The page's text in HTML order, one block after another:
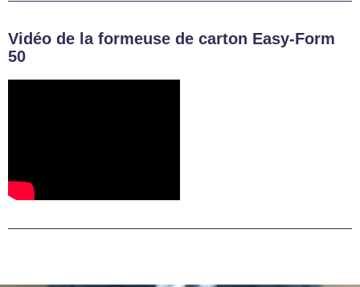
Vidéo de la formeuse de carton Easy-Form
50